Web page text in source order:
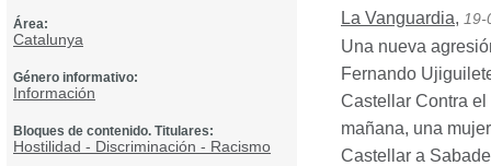
Área:
Catalunya
Género informativo:
Información
Bloques de contenido. Titulares:
Hostilidad - Discriminación - Racismo
La Vanguardia,
Una nueva
Fernando
Castellar Contra
mañana, una
Castellar a